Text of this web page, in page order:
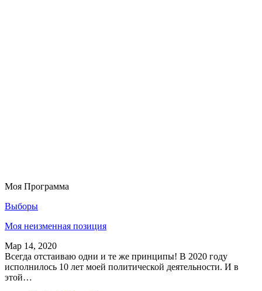
Моя Программа
Выборы
Моя неизменная позиция
Мар 14, 2020
Всегда отстаиваю одни и те же принципы! В 2020 году
исполнилось 10 лет моей политической деятельности. И в
этой…